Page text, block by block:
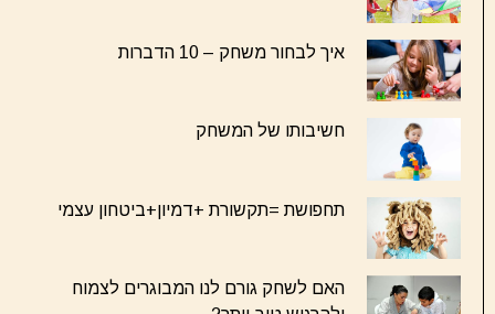
איך לבחור משחק – 10 הדברות
חשיבותו של המשחק
תחפושת =תקשורת +דמיון+ביטחון עצמי
האם לשחק גורם לנו המבוגרים לצמוח